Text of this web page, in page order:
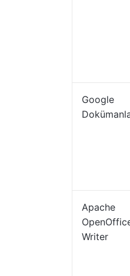
Google
Apache
Writer